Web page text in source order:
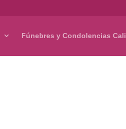
Fúnebres y Condolencias Cali